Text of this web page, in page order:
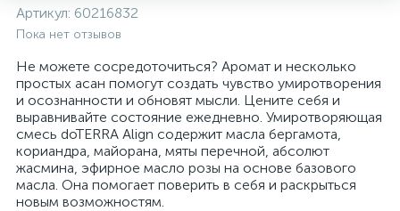
Артикул: 60216832
Пока нет отзывов
Не можете сосредоточиться? Аромат и несколько
простых асан помогут создать чувство умиротворения
и осознанности и обновят мысли. Цените себя и
выравнивайте состояние ежедневно. Умиротворяющая
смесь doTERRA Align содержит масла бергамота,
кориандра, майорана, мяты перечной, абсолют
жасмина, эфирное масло розы на основе базового
масла. Она помогает поверить в себя и раскрыться
новым возможностям.